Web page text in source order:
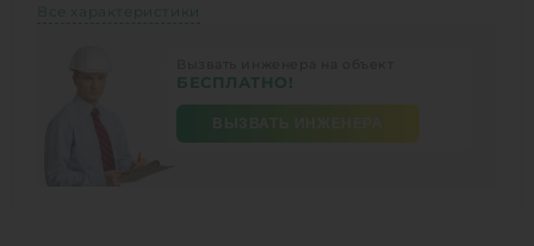
Все характеристики
БЕСПЛАТНО!